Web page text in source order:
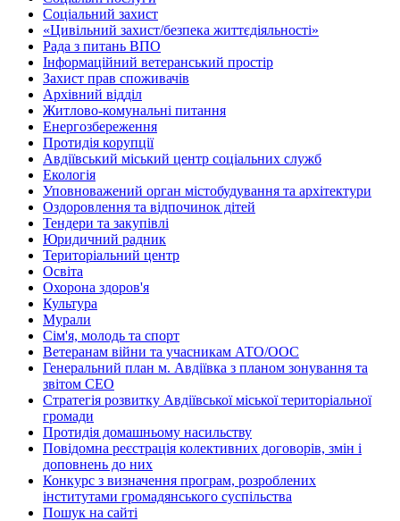
Соціальний захист
«Цивільний захист/безпека життєдіяльності»
Рада з питань ВПО
Інформаційний ветеранський простір
Захист прав споживачів
Архівний відділ
Житлово-комунальні питання
Енергозбереження
Протидія корупції
Авдіївський міський центр соціальних служб
Екологія
Уповноважений орган містобудування та архітектури
Оздоровлення та відпочинок дітей
Тендери та закупівлі
Юридичний радник
Територіальний центр
Освіта
Охорона здоров'я
Культура
Мурали
Сім'я, молодь та спорт
Ветеранам війни та учасникам АТО/ООС
Генеральний план м. Авдіївка з планом зонування та
звітом СЕО
Стратегія розвитку Авдіївської міської територіальної
громади
Протидія домашньому насильству
Повідомна реєстрація колективних договорів, змін і
доповнень до них
Конкурс з визначення програм, розроблених
інститутами громадянського суспільства
Пошук на сайті